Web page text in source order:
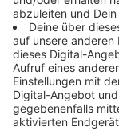
An eine
aber sie kann
aus dem
oder auf dem
könnt ihr euch
Hier ist der